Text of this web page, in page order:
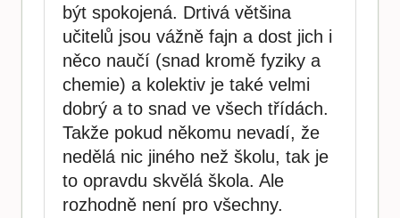
být spokojená. Drtivá většina
učitelů jsou vážně fajn a dost jich i
něco naučí (snad kromě fyziky a
chemie) a kolektiv je také velmi
dobrý a to snad ve všech třídách.
Takže pokud někomu nevadí, že
nedělá nic jiného než školu, tak je
to opravdu skvělá škola. Ale
rozhodně není pro všechny.